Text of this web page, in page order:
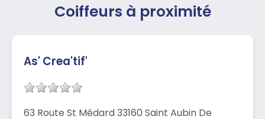
Coiffeurs à proximité
As' Crea'tif'
63 Route St Médard 33160 Saint Aubin De